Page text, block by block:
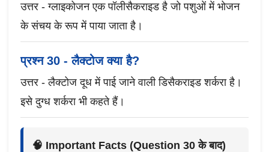
उत्तर - ग्लाइकोजन एक पॉलीसैकराइड है जो पशुओं में भोजन
के संचय के रूप में पाया जाता है।
प्रश्न 30 - लैक्टोज क्या है?
उत्तर - लैक्टोज दूध में पाई जाने वाली डिसैकराइड शर्करा है।
इसे दुग्ध शर्करा भी कहते हैं।
🧠 Important Facts (Question 30 के बाद)